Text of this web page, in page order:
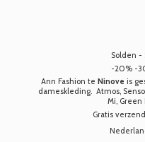
Solden -
-20% -
Ann Fashion te Ninove is
dameskleding. Atmos,
Mi, Green
Gratis